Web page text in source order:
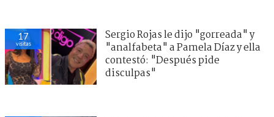
17
visitas
Sergio Rojas le dijo "gorreada" y
"analfabeta" a Pamela Díaz y ella
contestó: "Después pide
disculpas"